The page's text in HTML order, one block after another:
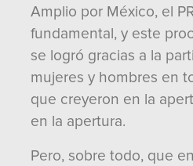
Amplio por México, el
fundamental, y este
se logró gracias a la
mujeres y hombres en
que creyeron en la
en la apertura.
Pero, sobre todo, que